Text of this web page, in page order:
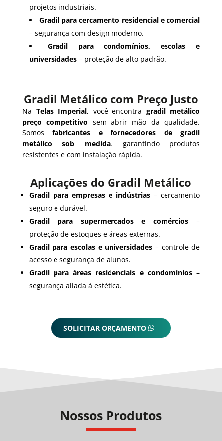
projetos industriais.
Gradil para cercamento residencial e comercial
– segurança com design moderno.
Gradil para condomínios, escolas e
universidades– proteção de alto padrão.
Gradil Metálico com Preço Justo
Na Telas Imperial, você encontragradil metálico
preço competitivo sem abrir mão da qualidade.
Somosfabricantes e fornecedores de gradil
metálico sob medida, garantindo produtos
resistentes e com instalação rápida.
Aplicações do Gradil Metálico
Gradil para empresas e indústrias – cercamento
seguro e durável.
Gradil para supermercados e comércios –
proteção de estoques e áreas externas.
Gradil para escolas e universidades – controle de
acesso e segurança de alunos.
Gradil para áreas residenciais e condomínios–
segurança aliada à estética.
SOLICITAR ORÇAMENTO
Nossos Produtos